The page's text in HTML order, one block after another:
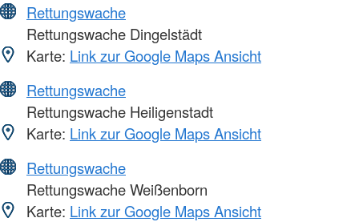
Rettungswache
Rettungswache Dingelstädt
Karte: Link zur Google Maps Ansicht
Rettungswache
Rettungswache Heiligenstadt
Karte: Link zur Google Maps Ansicht
Rettungswache
Rettungswache Weißenborn
Karte: Link zur Google Maps Ansicht